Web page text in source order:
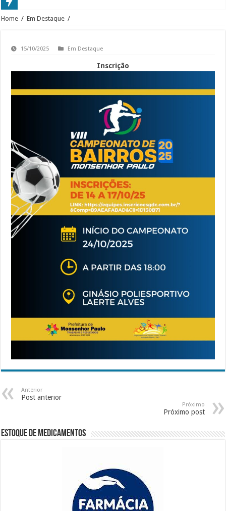
Home / Em Destaque /
15/10/2025 Em Destaque
Inscrição
Anterior
Post anterior
Próximo
Próximo post
Estoque de Medicamentos